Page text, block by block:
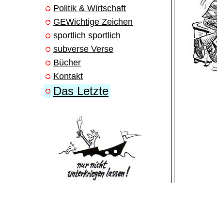
Politik & Wirtschaft
GEWichtige Zeichen
sportlich sportlich
subverse Verse
Bücher
Kontakt
Das Letzte